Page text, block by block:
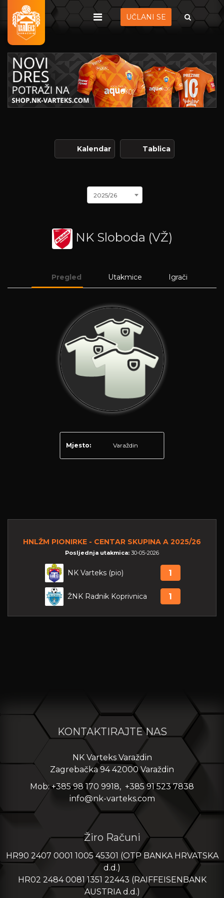
UČLANI SE
Kalendar Tablica
2025/26
NK Sloboda (VŽ)
Pregled Utakmice Igrači
Mjesto: Varaždin
HNLŽM PIONIRKE - CENTAR SKUPINA A 2025/26
Posljednja utakmica: 30-05-2026
NK Varteks (pio) 1
ŽNK Radnik Koprivnica 1
KONTAKTIRAJTE NAS
NK Varteks Varaždin
Zagrebačka 94 42000 Varaždin
Mob: +385 98 170 9918, +385 91 523 7838
info@nk-varteks.com
Žiro Računi
HR90 2407 0001 1005 45301 (OTP BANKA HRVATSKA
d.d.)
HR02 2484 0081 1351 22443 (RAIFFEISENBANK
AUSTRIA d.d.)